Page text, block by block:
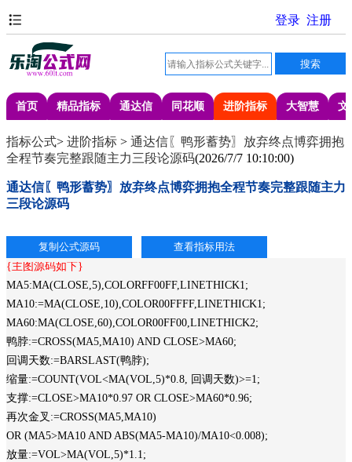
首页 精品指标 通达信 同花顺 进阶指标 大智慧 文
指标公式> 进阶指标 > 通达信〖鸭形蓄势〗放弃终点博弈拥抱
全程节奏完整跟随主力三段论源码(2026/7/7 10:10:00)
通达信〖鸭形蓄势〗放弃终点博弈拥抱全程节奏完整跟随主力
三段论源码
{主图源码如下}
MA5:MA(CLOSE,5),COLORFF00FF,LINETHICK1;
MA10:=MA(CLOSE,10),COLOR00FFFF,LINETHICK1;
MA60:MA(CLOSE,60),COLOR00FF00,LINETHICK2;
鸭脖:=CROSS(MA5,MA10) AND CLOSE>MA60;
回调天数:=BARSLAST(鸭脖);
缩量:=COUNT(VOL<MA(VOL,5)*0.8, 回调天数)>=1;
支撑:=CLOSE>MA10*0.97 OR CLOSE>MA60*0.96;
再次金叉:=CROSS(MA5,MA10)
OR (MA5>MA10 AND ABS(MA5-MA10)/MA10<0.008);
放量:=VOL>MA(VOL,5)*1.1;